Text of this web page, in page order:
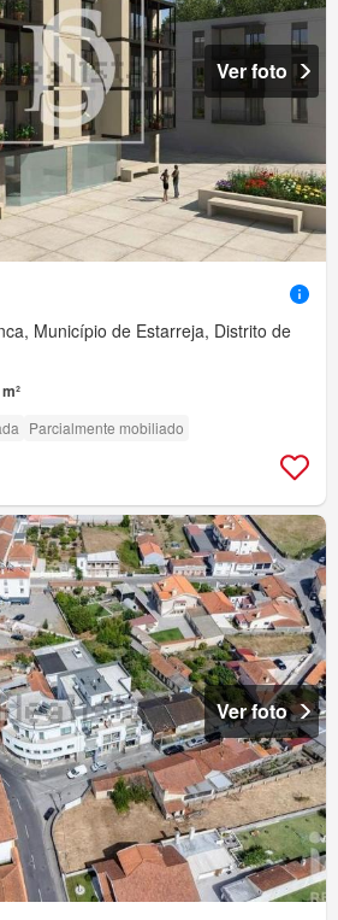
Ver foto
Município de Estarreja, Distrito de
Parcialmente mobiliado
Ver foto